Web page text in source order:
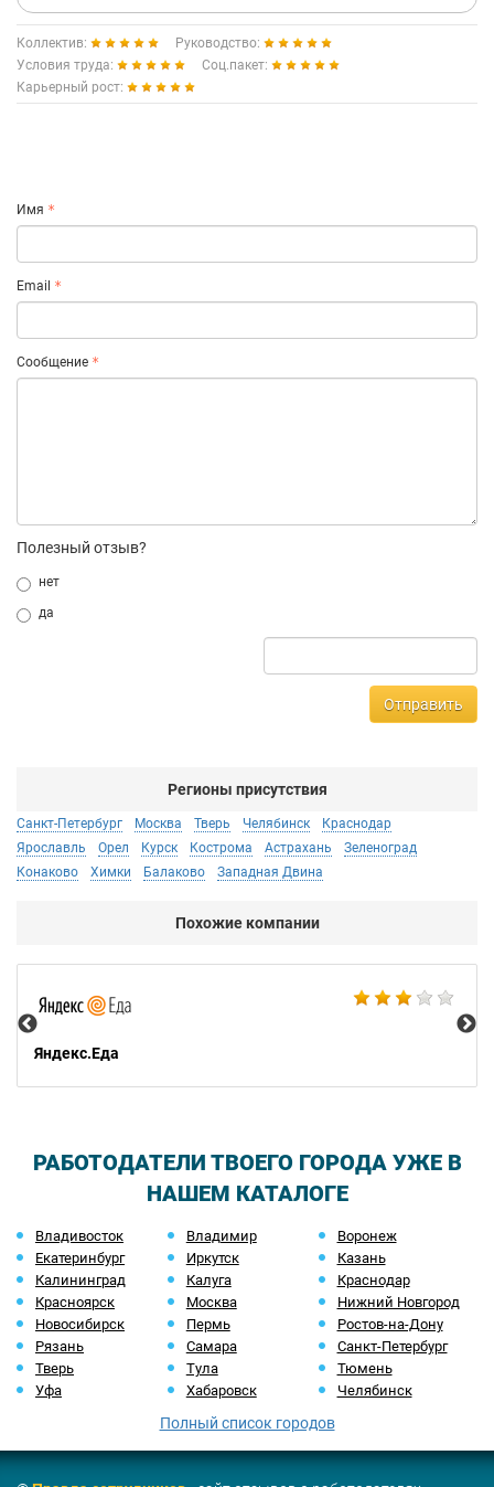
Коллектив:
Руководство:
Условия труда:
Соц.пакет:
Карьерный рост:
Имя
Email
Сообщение
Полезный отзыв?
нет
да
Отправить
Регионы присутствия
Санкт-Петербург Москва Тверь Челябинск
Краснодар
Ярославль
Орел Курск Кострома Астрахань
Зеленоград
Конаково
Химки Балаково Западная Двина
Похожие компании
Яндекс.Еда
РАБОТОДАТЕЛИ ТВОЕГО ГОРОДА УЖЕ В
НАШЕМ КАТАЛОГЕ
Владивосток Владимир
Воронеж
Екатеринбург
Иркутск
Казань
Калининград
Калуга
Краснодар
Красноярск
Москва
Нижний Новгород
Новосибирск
Пермь
Ростов-на-Дону
Рязань
Самара
Санкт-Петербург
Тверь
Тула
Тюмень
Уфа
Хабаровск Челябинск
Полный список городов